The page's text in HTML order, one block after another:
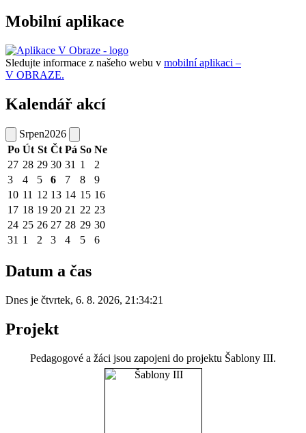
Mobilní aplikace
Sledujte informace z našeho webu v mobilní aplikaci –
V OBRAZE.
Kalendář akcí
Srpen2026
Po Út St Čt Pá So Ne
27 28 29 30 31 1
2
3
4 5 6 7 8
9
10 11 12 13 14 15 16
17 18 19 20 21 22 23
24 25 26 27 28 29 30
31 1 2 3 4 5 6
Datum a čas
Dnes je čtvrtek, 6. 8. 2026, 21:34:21
Projekt
Pedagogové a žáci jsou zapojeni do projektu Šablony III.